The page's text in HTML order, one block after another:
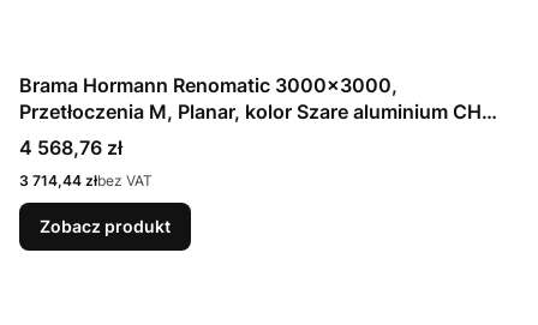
Brama Hormann Renomatic 3000x3000,
Przetłoczenia M, Planar, kolor Szare aluminium CH
9007 Matt deluxe + Prowadzenie N
Cena
4 568,76 zł
Cena
3 714,44 złbez VAT
Zobacz produkt